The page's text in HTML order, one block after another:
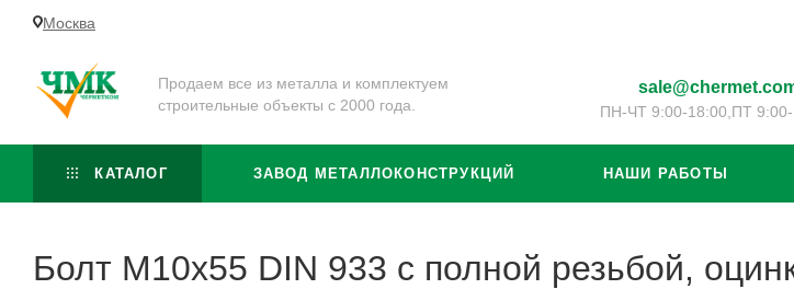
Москва
Продаем все из металла и комплектуем
строительные объекты с 2000 года.
ПН-ЧТ 9:00-18:00, ПТ 9:00-
КАТАЛОГ ЗАВОД МЕТАЛЛОКОНСТРУКЦИЙ НАШИ РАБОТЫ
Болт М10x55 DIN 933 с полной резьбой,